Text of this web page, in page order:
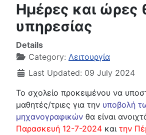
Ημέρες και ώρες
υπηρεσίας
Details
Category: Λειτουργία
Last Updated: 09 July 2024
Το σχολείο προκειμένου να
μαθητές/τριες για την υποβολή
μηχανογραφικών θα είναι
Παρασκευή 12-7-2024 και την